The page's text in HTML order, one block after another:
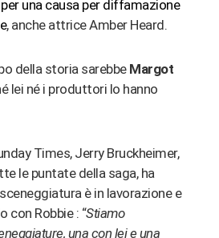
una causa per diffamazione
, anche attrice Amber Heard.
della storia sarebbe Margot
lei né i produttori lo hanno
Times, Jerry Bruckheimer,
le puntate della saga, ha
è in lavorazione e
con Robbie : “Stiamo
una con lei e una